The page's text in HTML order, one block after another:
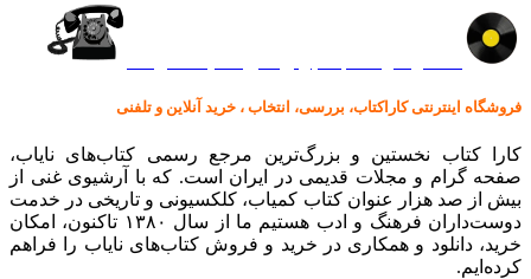
فروشگاه اینترنتی کاراکتاب، بررسی، انتخاب ، خرید آنلاین و تلفنی
کارا کتاب نخستین و بزرگ‌ترین مرجع رسمی کتاب‌های نایاب،
صفحه گرام و مجلات قدیمی در ایران است. که با آرشیوی غنی از
بیش از صد هزار عنوان کتاب کمیاب، کلکسیونی و تاریخی در خدمت
دوست‌داران فرهنگ و ادب هستیم ما از سال ۱۳۸۰ تاکنون، امکان
خرید، دانلود و همکاری در خرید و فروش کتاب‌های نایاب را فراهم
کرده‌ایم.